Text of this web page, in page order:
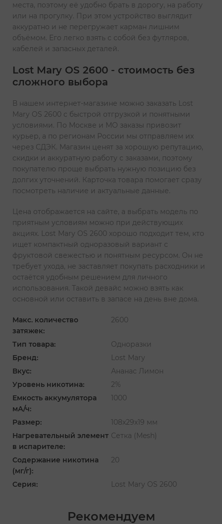
места, поэтому её удобно брать в дорогу, на работу
или на прогулку. При этом устройство выглядит
аккуратно и не перегружает карман лишним
объёмом. Его легко взять с собой без футляров,
кабелей и запасных деталей.
Lost Mary OS 2600 - стоимость без
сложного выбора
В нашем интернет-магазине можно заказать Lost
Mary OS 2600 с быстрой отгрузкой и понятными
условиями. По Москве и МО заказы привозит
курьер, а по регионам России мы отправляем их
через СДЭК. Магазин ценят за хорошую репутацию,
скидки и аккуратную работу с заказами, поэтому
покупателю проще выбрать нужную позицию без
долгих уточнений. Карточка товара помогает сразу
посмотреть наличие и актуальные данные.
Цена отображается на сайте, а выбрать модель по
приятным условиям можно при действующих
акциях. Lost Mary OS 2600 хорошо подходит тем, кто
ищет компактный одноразовый вариант с
фруктовой свежестью и понятным ресурсом. Он не
требует ухода, не заставляет покупать расходники и
остаётся удобным решением для личного
использования. Такой девайс можно взять как
основной или оставить в запасе на день вне дома.
Макс. количество
затяжек:
2600
Тип товара:
Одноразки
Бренд:
Lost Mary
Вкус:
Ананас Лимон
Уровень никотина:
2%
Емкость аккумулятора
мА/ч:
1000
Размер:
108х29х19 мм
Нагревательный элемент
в испарителе:
Сетка (Mesh)
Содержание никотина
(мг/г):
20
Серия: Lost Mary OS 2600
Рекомендуем